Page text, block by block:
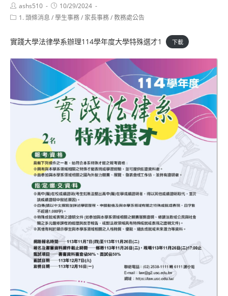
Post
author:
ashs510
Post
published:
10/29/2024
Post1. 頭條消息 /學生事務/ 家長事務/教務處公告
實踐大學法律學系辦理114學年度大學特殊選才1 下載